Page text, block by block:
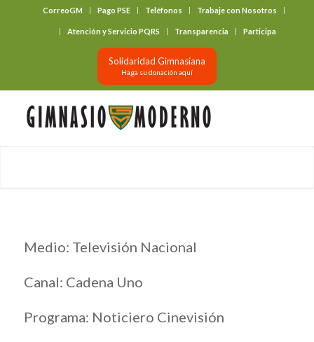
CorreoGM Pago PSE Teléfonos Trabaje con Nosotros
Atención y Servicio PQRS Transparencia Participa
Solidaridad Gimnasiana
Haga su donación aquí
Medio: Televisión Nacional
Canal: Cadena Uno
Programa: Noticiero Cinevisión